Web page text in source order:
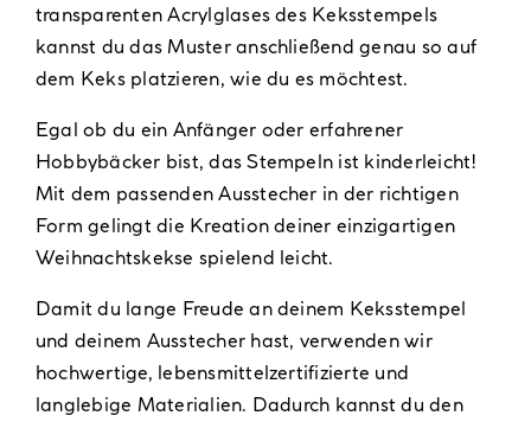
transparenten Acrylglases des Keksstempels
kannst du das Muster anschließend genau so auf
dem Keks platzieren, wie du es möchtest.
Egal ob du ein Anfänger oder erfahrener
Hobbybäcker bist, das Stempeln ist kinderleicht!
Mit dem passenden Ausstecher in der richtigen
Form gelingt die Kreation deiner einzigartigen
Weihnachtskekse spielend leicht.
Damit du lange Freude an deinem Keksstempel
und deinem Ausstecher hast, verwenden wir
hochwertige, lebensmittelzertifizierte und
langlebige Materialien. Dadurch kannst du den